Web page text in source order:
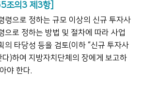
조의3 제3항]
령으로 정하는 규모 이상의 신규 투자사
으로 정하는 방법 및 절차에 따라 사업
의 타당성 등을 검토(이하 “신규 투자사
다)하여 지방자치단체의 장에게 보고하
야 한다.